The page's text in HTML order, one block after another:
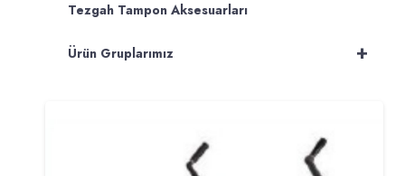
Tezgah Tampon Aksesuarları
+
Ürün Gruplarımız